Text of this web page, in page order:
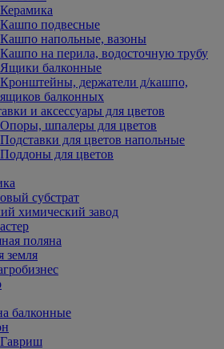
Керамика
Кашпо подвесные
Кашпо напольные, вазоны
Кашпо на перила, водосточную трубу
Ящики балконные
Кронштейны, держатели д/кашпо,
ящиков балконных
и аксессуары для цветов
Опоры, шпалеры для цветов
Подставки для цветов напольные
Поддоны для цветов
субстрат
химический завод
поляна
земля
балконные
Гавриш